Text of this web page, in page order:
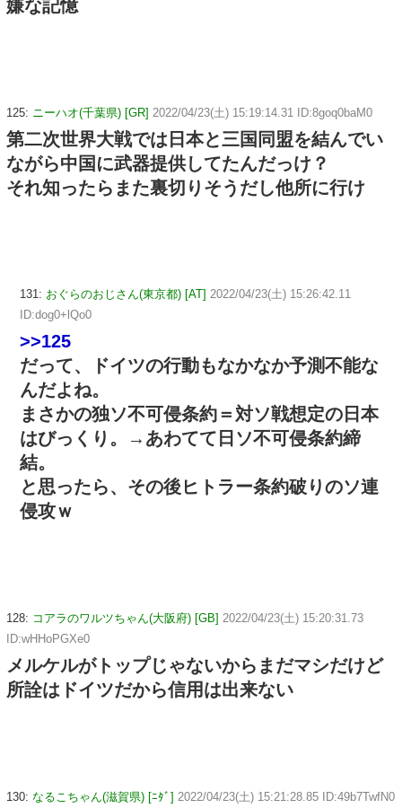
嫌な記憶
125: ニーハオ(千葉県) [GR] 2022/04/23(土) 15:19:14.31 ID:8goq0baM0
第二次世界大戦では日本と三国同盟を結んでい
ながら中国に武器提供してたんだっけ？
それ知ったらまた裏切りそうだし他所に行け
131: おぐらのおじさん(東京都) [AT] 2022/04/23(土) 15:26:42.11
ID:dog0+lQo0
>>125
だって、ドイツの行動もなかなか予測不能な
んだよね。
まさかの独ソ不可侵条約＝対ソ戦想定の日本
はびっくり。→あわてて日ソ不可侵条約締
結。
と思ったら、その後ヒトラー条約破りのソ連
侵攻ｗ
128: コアラのワルツちゃん(大阪府) [GB] 2022/04/23(土) 15:20:31.73
ID:wHHoPGXe0
メルケルがトップじゃないからまだマシだけど
所詮はドイツだから信用は出来ない
130: なるこちゃん(滋賀県) [ﾆﾀﾞ] 2022/04/23(土) 15:21:28.85 ID:49b7TwfN0